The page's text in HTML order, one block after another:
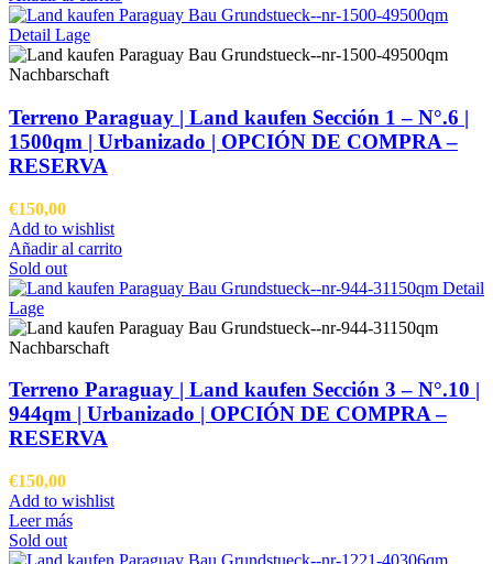
Terreno Paraguay | Land kaufen Sección 1 – N°.6 |
1500qm | Urbanizado | OPCIÓN DE COMPRA –
RESERVA
€150,00
Add to wishlist
Añadir al carrito
Sold out
Terreno Paraguay | Land kaufen Sección 3 – N°.10 |
944qm | Urbanizado | OPCIÓN DE COMPRA –
RESERVA
€150,00
Add to wishlist
Leer más
Sold out